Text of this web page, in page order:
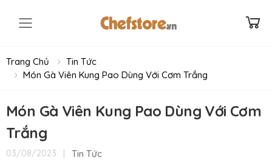
Toggle mobile menu
Trang Chủ
Tin Tức
Món Gà Viên Kung Pao Dùng Với Cơm Trắng
Món Gà Viên Kung Pao Dùng Với Cơm
Trắng
03/08/2023 | Tin Tức